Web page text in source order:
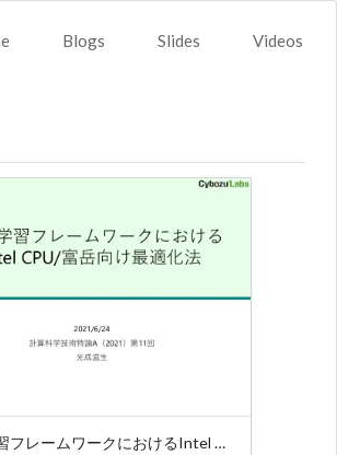
Blogs Slides Videos
深層学習フレームワークにおけるIntel CPU/富岳向け最適化法